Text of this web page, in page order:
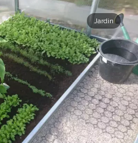
Jardin